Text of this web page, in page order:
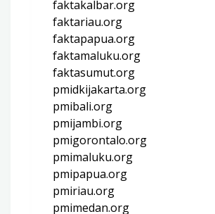
faktakalbar.org
faktariau.org
faktapapua.org
faktamaluku.org
faktasumut.org
pmidkijakarta.org
pmibali.org
pmijambi.org
pmigorontalo.org
pmimaluku.org
pmipapua.org
pmiriau.org
pmimedan.org